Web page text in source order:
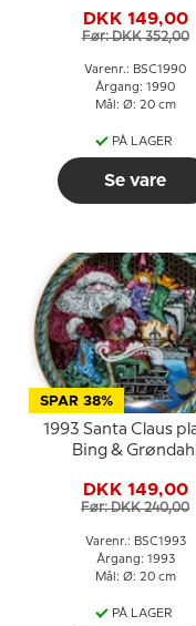
DKK 149,00
Før: DKK 352,00
Varenr.: BSC1990
Årgang: 1990
Mål: Ø: 20 cm
PÅ LAGER
Se vare
SPAR 38%
1993 Santa Claus
Bing & Grøndahl
DKK 149,00
Før: DKK 240,00
Varenr.: BSC1993
Årgang: 1993
Mål: Ø: 20 cm
PÅ LAGER